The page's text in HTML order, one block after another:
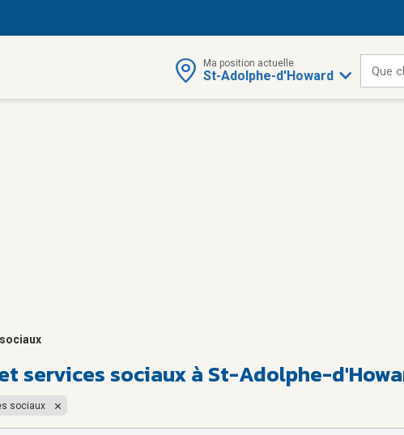
Ma position actuelle
St-Adolphe-d'Howard Que
services sociaux à St-Adolphe-
sociaux